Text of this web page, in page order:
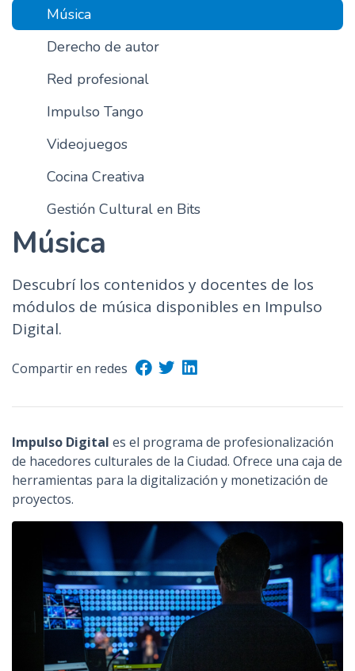
c
Música
Derecho de autor
Red profesional
Impulso Tango
Videojuegos
Cocina Creativa
Gestión Cultural en Bits
Música
Descubrí los contenidos y docentes de los
módulos de música disponibles en Impulso
Digital.
Compartir en redes
Impulso Digital es el programa de profesionalización
de hacedores culturales de la Ciudad. Ofrece una caja de
herramientas para la digitalización y monetización de
proyectos.